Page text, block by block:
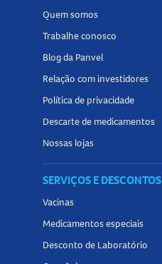
Quem somos
Trabalhe conosco
Blog da Panvel
Relação com investidores
Política de privacidade
Descarte de medicamentos
Nossas lojas
SERVIÇOS E DESCONTOS
Vacinas
Medicamentos especiais
Desconto de Laboratório